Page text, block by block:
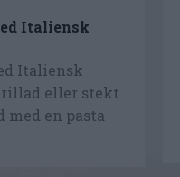
Italiensk
Italiensk
eller stekt
med en pasta